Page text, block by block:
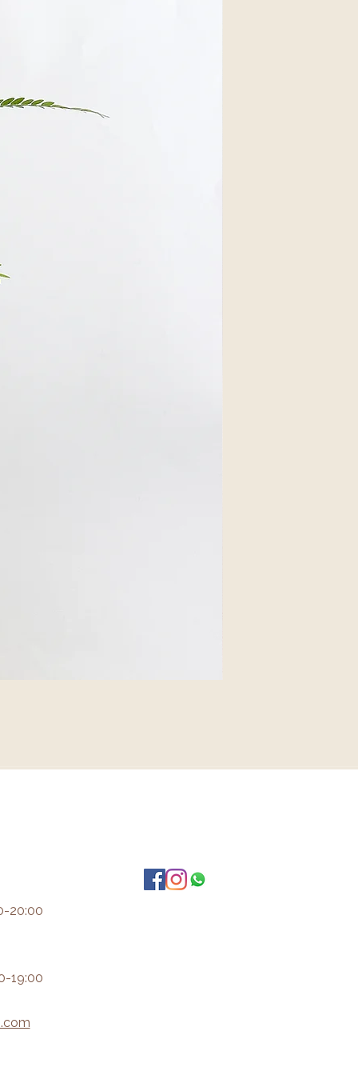
20:00
19:00